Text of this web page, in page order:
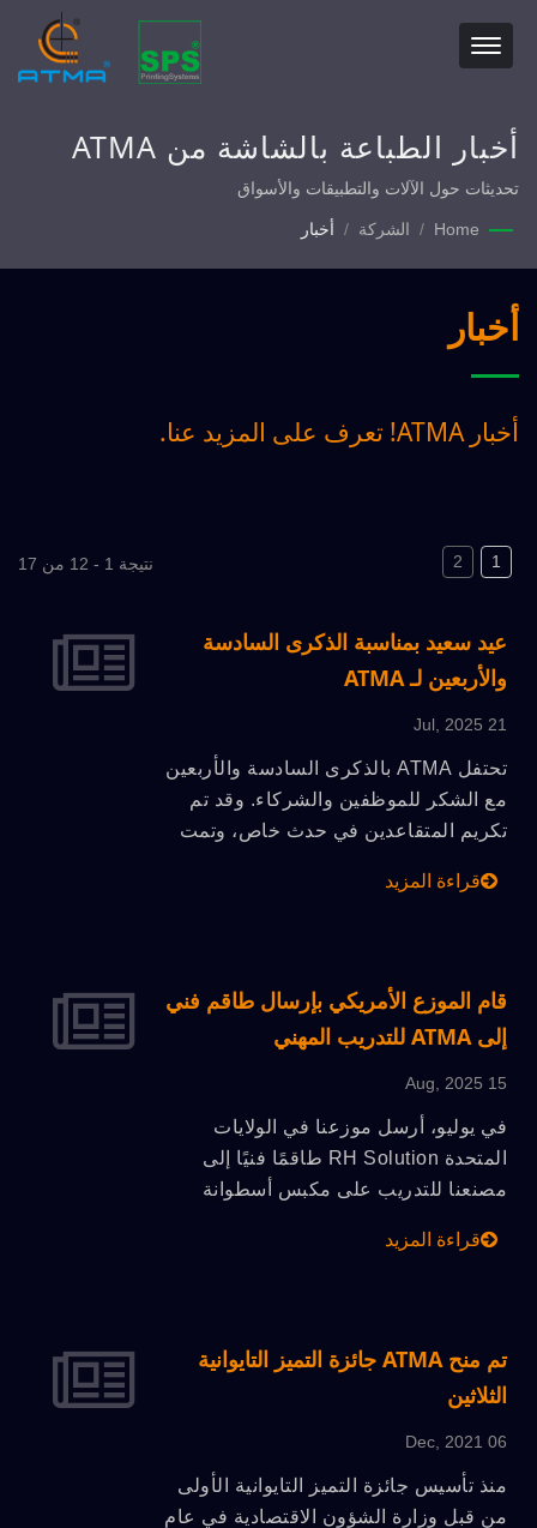
أخبار الطباعة بالشاشة من ATMA
تحديثات حول الآلات والتطبيقات والأسواق
Home
/ الشركة / أخبار
أخبار
أخبار ATMA! تعرف على المزيد عنا.
نتيجة 1 - 12 من 17 1
2
عيد سعيد بمناسبة الذكرى السادسة
والأربعين لـ ATMA
21 Jul, 2025
تحتفل ATMA بالذكرى السادسة والأربعين
مع الشكر للموظفين والشركاء. وقد تم
تكريم المتقاعدين في حدث خاص، وتمت
المستدام.
قراءة المزيد
قام الموزع الأمريكي بإرسال طاقم فني
إلى ATMA للتدريب المهني
15 Aug, 2025
في يوليو، أرسل موزعنا في الولايات
المتحدة RH Solution طاقمًا فنيًا إلى
مصنعنا للتدريب على مكبس أسطوانة
TIC TF68. شمل التدريب هيكل المعدات،
واحترافية خدمة العملاء المحلية.
قراءة المزيد
تم منح ATMA جائزة التميز التايوانية
الثلاثين
06 Dec, 2021
منذ تأسيس جائزة التميز التايوانية الأولى
من قبل وزارة الشؤون الاقتصادية في عام